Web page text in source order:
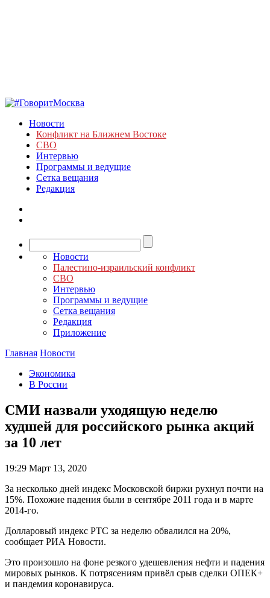
Новости
Конфликт на Ближнем Востоке
СВО
Интервью
Программы и ведущие
Сетка вещания
Редакция
Новости
Палестино-израильский конфликт
СВО
Интервью
Программы и ведущие
Сетка вещания
Редакция
Приложение
Главная Новости
Экономика
В России
СМИ назвали уходящую неделю
худшей для российского рынка акций
за 10 лет
19:29 Март 13, 2020
За несколько дней индекс Московской биржи рухнул почти на
15%. Похожие падения были в сентябре 2011 года и в марте
2014-го.
Долларовый индекс РТС за неделю обвалился на 20%,
сообщает РИА Новости.
Это произошло на фоне резкого удешевления нефти и падения
мировых рынков. К потрясениям привёл срыв сделки ОПЕК+
и пандемия коронавируса.